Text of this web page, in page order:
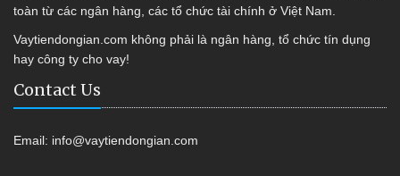
toàn từ các ngân hàng, các tổ chức tài chính ở Việt Nam.
Vaytiendongian.com không phải là ngân hàng, tổ chức tín dụng
hay công ty cho vay!
Contact Us
Email: info@vaytiendongian.com